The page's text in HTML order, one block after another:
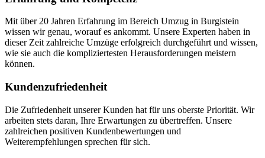
Mit über 20 Jahren Erfahrung im Bereich Umzug in Burgistein
wissen wir genau, worauf es ankommt. Unsere Experten haben in
dieser Zeit zahlreiche Umzüge erfolgreich durchgeführt und wissen,
wie sie auch die kompliziertesten Herausforderungen meistern
können.
Kundenzufriedenheit
Die Zufriedenheit unserer Kunden hat für uns oberste Priorität. Wir
arbeiten stets daran, Ihre Erwartungen zu übertreffen. Unsere
zahlreichen positiven Kundenbewertungen und
Weiterempfehlungen sprechen für sich.